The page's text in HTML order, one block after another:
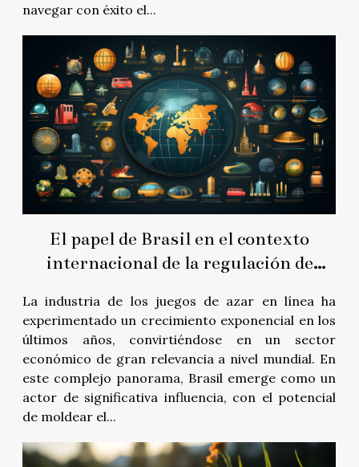
navegar con éxito el...
El papel de Brasil en el contexto
internacional de la regulación de
La industria de los juegos de azar en línea ha
experimentado un crecimiento exponencial en los
últimos años, convirtiéndose en un sector
económico de gran relevancia a nivel mundial. En
este complejo panorama, Brasil emerge como un
actor de significativa influencia, con el potencial
de moldear el...